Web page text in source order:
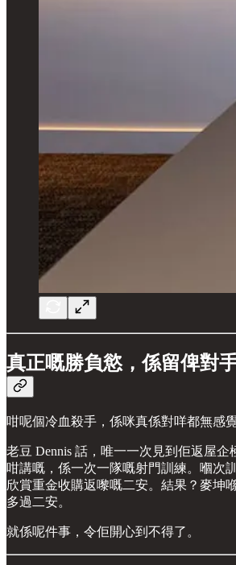
真正嘅勝負慾，係留俾對
咁呢個冷血殺手，係咪真係對咩都無感
老豆 Dennis 話，唯一一次見到佢返屋企
咁講嘅，係一次一隊嘅射門訓練。嗰次
欣賞重金收購返嚟嘅二安。結果？麥坤
多過二安。
就係呢件事，令佢開心到不得了。